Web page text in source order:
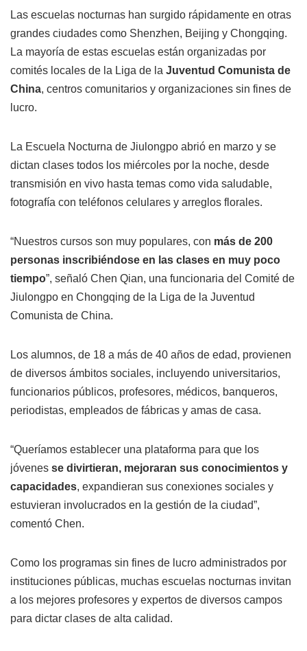
Las escuelas nocturnas han surgido rápidamente en otras
grandes ciudades como Shenzhen, Beijing y Chongqing.
La mayoría de estas escuelas están organizadas por
comités locales de la Liga de la Juventud Comunista de
China, centros comunitarios y organizaciones sin fines de
lucro.
La Escuela Nocturna de Jiulongpo abrió en marzo y se
dictan clases todos los miércoles por la noche, desde
transmisión en vivo hasta temas como vida saludable,
fotografía con teléfonos celulares y arreglos florales.
“Nuestros cursos son muy populares, con más de 200
personas inscribiéndose en las clases en muy poco
tiempo”, señaló Chen Qian, una funcionaria del Comité de
Jiulongpo en Chongqing de la Liga de la Juventud
Comunista de China.
Los alumnos, de 18 a más de 40 años de edad, provienen
de diversos ámbitos sociales, incluyendo universitarios,
funcionarios públicos, profesores, médicos, banqueros,
periodistas, empleados de fábricas y amas de casa.
“Queríamos establecer una plataforma para que los
jóvenes se divirtieran, mejoraran sus conocimientos y
capacidades, expandieran sus conexiones sociales y
estuvieran involucrados en la gestión de la ciudad”,
comentó Chen.
Como los programas sin fines de lucro administrados por
instituciones públicas, muchas escuelas nocturnas invitan
a los mejores profesores y expertos de diversos campos
para dictar clases de alta calidad.